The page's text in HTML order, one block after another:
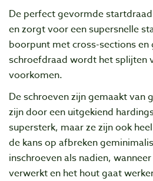
De perfect gevormde
en zorgt voor een supersnelle
boorpunt met cross-sections en
schroefdraad wordt het splijten
voorkomen.
De schroeven zijn gemaakt van
zijn door een uitgekiend
supersterk, maar ze zijn ook
de kans op afbreken
inschroeven als nadien,
verwerkt en het hout gaat